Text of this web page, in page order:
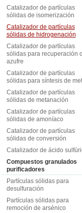
Catalizador de partículas
sólidas de isomerización
Catalizador de partículas
sólidas de hidrogenación
Catalizador de partículas
sólidas para recuperación
azufre
Catalizador de partículas
sólidas para síntesis de
Catalizador de partículas
sólidas de metanación
Catalizador de partículas
sólidas de amoníaco
Catalizador de partículas
sólidas de conversión
Catalizador de ácido
Compuestos granulados
purificadores
Partículas sólidas para
desulfuración
Partículas sólidas para
remoción de arsénico